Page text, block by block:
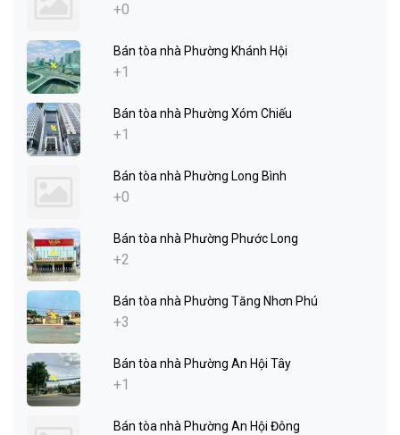
+0
Bán tòa nhà Phường Khánh Hội
+1
Bán tòa nhà Phường Xóm Chiếu
+1
Bán tòa nhà Phường Long Bình
+0
Bán tòa nhà Phường Phước Long
+2
Bán tòa nhà Phường Tăng Nhơn Phú
+3
Bán tòa nhà Phường An Hội Tây
+1
Bán tòa nhà Phường An Hội Đông